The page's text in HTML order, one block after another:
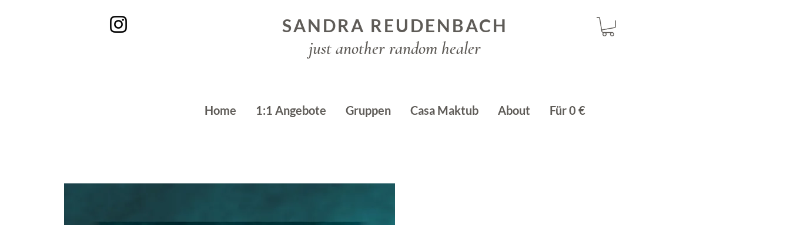
SANDRA REUDENBACH
just another random healer
Home 1:1 Angebote Gruppen Casa Maktub About Für 0 €